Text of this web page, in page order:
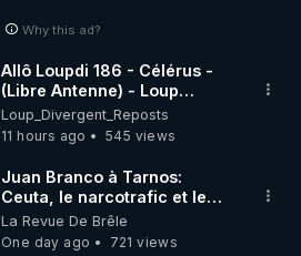
Why this ad?
Allô Loupdi 186 - Célérus -
(Libre Antenne) - Loup
Divergent 2026.08.06
Loup_Divergent_Reposts
11 hours ago
545 views
Juan Branco à Tarnos:
Ceuta, le narcotrafic et le
pouvoir en France
La Revue De Brêle
One day ago
721 views